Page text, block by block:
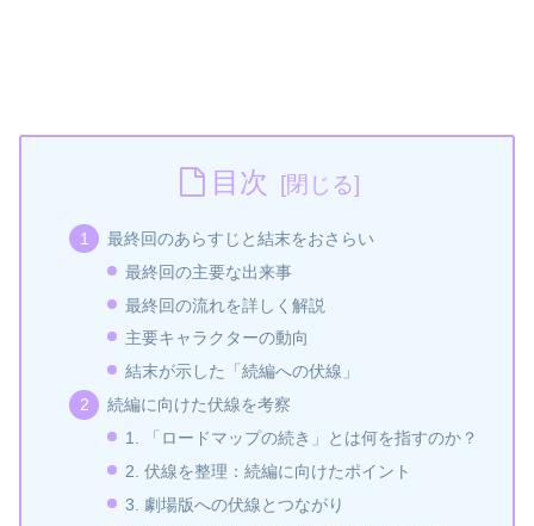
目次
最終回のあらすじと結末をおさらい
最終回の主要な出来事
最終回の流れを詳しく解説
主要キャラクターの動向
結末が示した「続編への伏線」
続編に向けた伏線を考察
1. 「ロードマップの続き」とは何を指すのか？
2. 伏線を整理：続編に向けたポイント
3. 劇場版への伏線とつながり